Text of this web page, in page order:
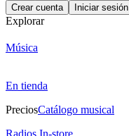
Crear cuenta Iniciar sesión
Explorar
Música
En tienda
PreciosCatálogo musical
Radios In-store